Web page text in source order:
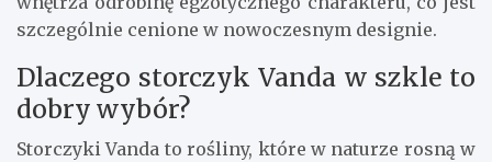
szczególnie cenione w nowoczesnym designie.
Dlaczego storczyk Vanda w szkle to
dobry wybór?
Storczyki Vanda to rośliny, które w naturze rosną w